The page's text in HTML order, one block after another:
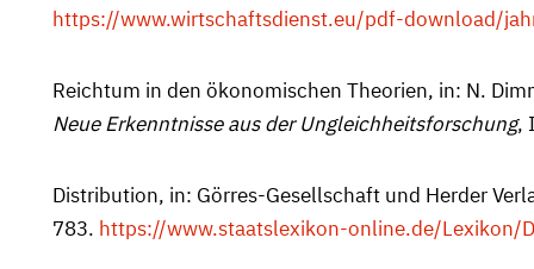
https://www.wirtschaftsdienst.eu/pdf-download/
Reichtum in den ökonomischen Theorien, in: N.
Neue Erkenntnisse aus der Ungleichheitsforschung,
Distribution, in: Görres-Gesellschaft und Herder
783. https://www.staatslexikon-online.de/Lexikon/